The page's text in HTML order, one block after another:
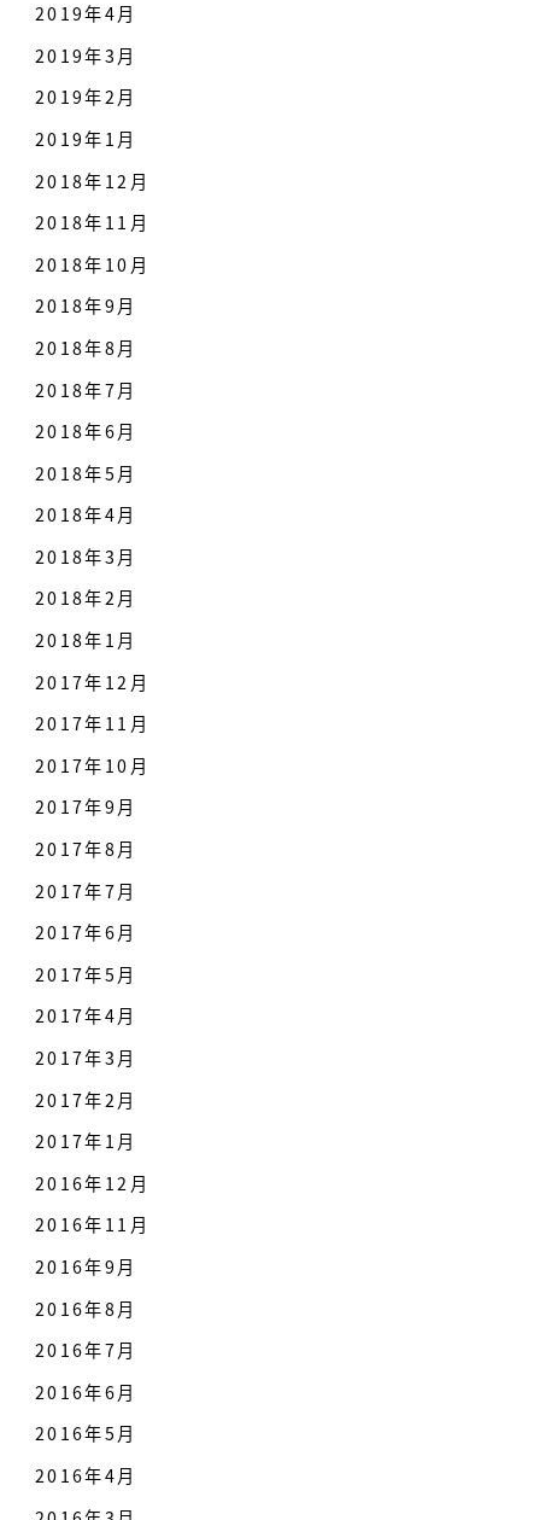
2019年4月
2019年3月
2019年2月
2019年1月
2018年12月
2018年11月
2018年10月
2018年9月
2018年8月
2018年7月
2018年6月
2018年5月
2018年4月
2018年3月
2018年2月
2018年1月
2017年12月
2017年11月
2017年10月
2017年9月
2017年8月
2017年7月
2017年6月
2017年5月
2017年4月
2017年3月
2017年2月
2017年1月
2016年12月
2016年11月
2016年9月
2016年8月
2016年7月
2016年6月
2016年5月
2016年4月